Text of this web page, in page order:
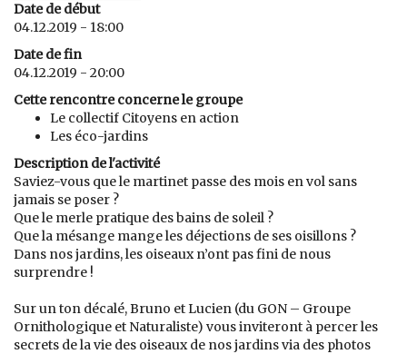
Date de début
04.12.2019 - 18:00
Date de fin
04.12.2019 - 20:00
Cette rencontre concerne le groupe
Le collectif Citoyens en action
Les éco-jardins
Description de l'activité
Saviez-vous que le martinet passe des mois en vol sans
jamais se poser ?
Que le merle pratique des bains de soleil ?
Que la mésange mange les déjections de ses oisillons ?
Dans nos jardins, les oiseaux n’ont pas fini de nous
surprendre !
Sur un ton décalé, Bruno et Lucien (du GON – Groupe
Ornithologique et Naturaliste) vous inviteront à percer les
secrets de la vie des oiseaux de nos jardins via des photos